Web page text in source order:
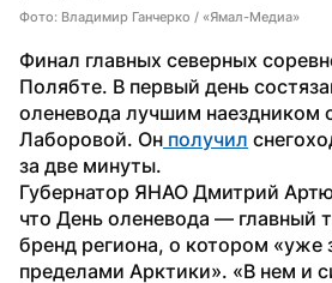
Фото: Владимир Ганчерко / «Ямал-Медиа»
Финал главных северных
Полябте. В первый день
оленевода лучшим наездником
Лаборовой. Он получил
за две минуты.
Губернатор ЯНАО Дмитрий
что День оленевода — главный
бренд региона, о котором «уже
пределами Арктики». «В нем и